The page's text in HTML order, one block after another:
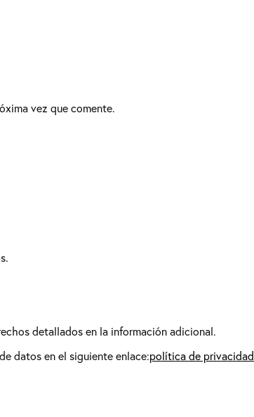
vez que comente.
detallados en la información adicional.
datos en el siguiente enlace:política de privacidad